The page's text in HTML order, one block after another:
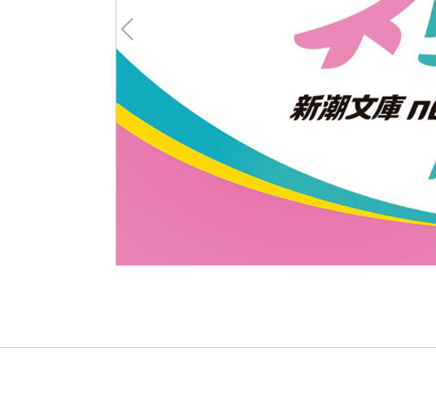
Pre